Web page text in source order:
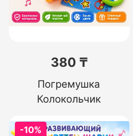
380 ₸
Погремушка
Колокольчик
-10%